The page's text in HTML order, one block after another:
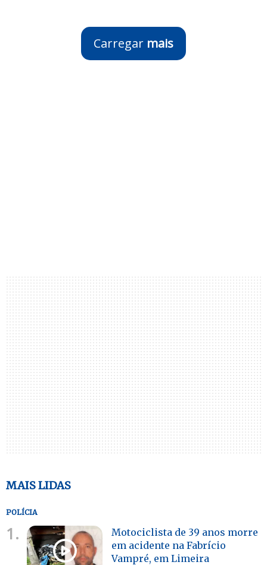
Carregar mais
MAIS LIDAS
POLÍCIA
1.
Motociclista de 39 anos morre
em acidente na Fabrício
Vampré, em Limeira